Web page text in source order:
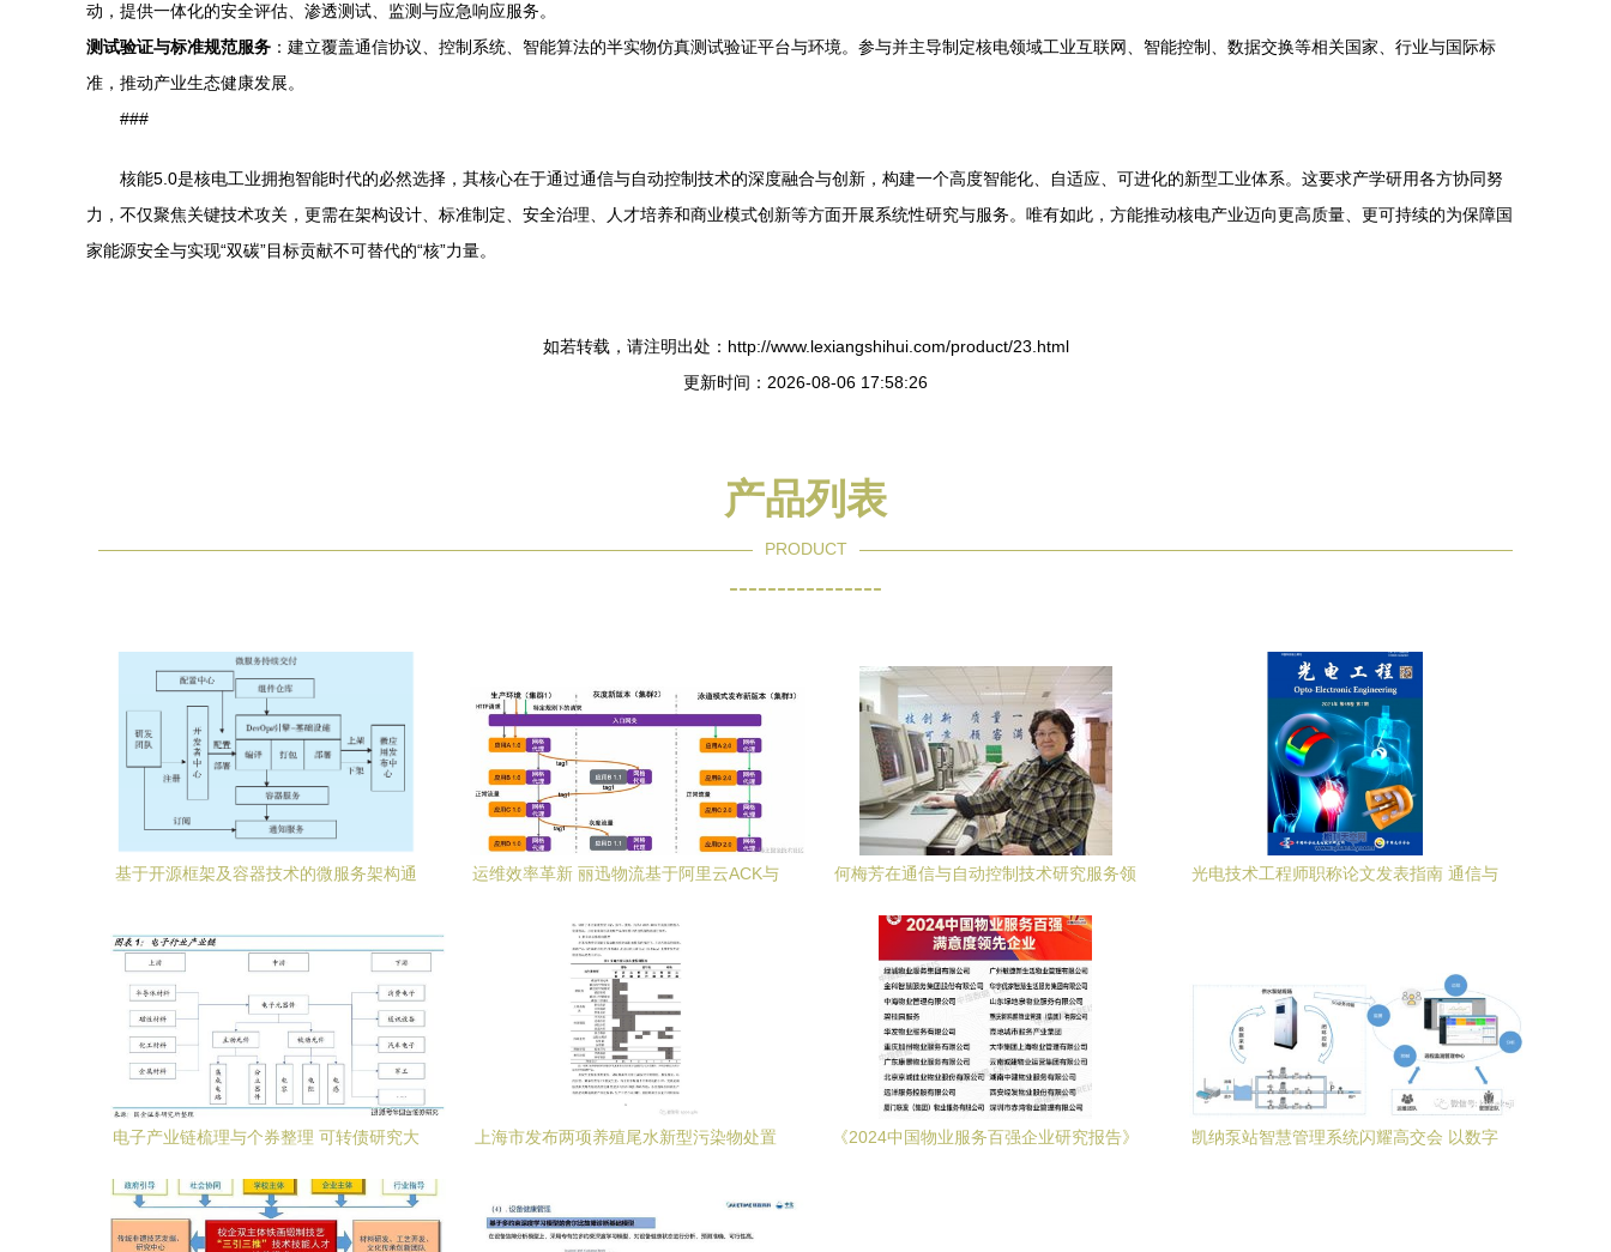
动，提供一体化的安全评估、渗透测试、监测与应急响应服务。
测试验证与标准规范服务 ：建立覆盖通信协议、控制系统、智能算法的半实物仿真测试验证平台与环境。参与并主导制定核电领域工业互联网、智能控制、数据交换等相关国家、行业与国际标
准，推动产业生态健康发展。
###
核能5.0是核电工业拥抱智能时代的必然选择，其核心在于通过通信与自动控制技术的深度融合与创新，构建一个高度智能化、自适应、可进化的新型工业体系。这要求产学研用各方协同努
力，不仅聚焦关键技术攻关，更需在架构设计、标准制定、安全治理、人才培养和商业模式创新等方面开展系统性研究与服务。唯有如此，方能推动核电产业迈向更高质量、更可持续的为保障国
家能源安全与实现“双碳”目标贡献不可替代的“核”力量。
如若转载，请注明出处：http://www.lexiangshihui.com/product/23.html
更新时间：2026-08-06 17:58:26
产品列表
PRODUCT
----------------
基于开源框架及容器技术的微服务架构通
运维效率革新 丽迅物流基于阿里云ACK与
何梅芳在通信与自动控制技术研究服务领
光电技术工程师职称论文发表指南 通信与
电子产业链梳理与个券整理 可转债研究大
究服务
上海市发布两项养殖尾水新型污染物处置
《2024中国物业服务百强企业研究报告》
凯纳泵站智慧管理系统闪耀高交会 以数字